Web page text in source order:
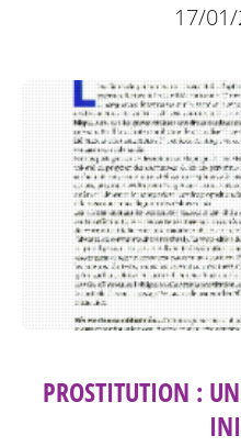
17/
PROSTITUTION :